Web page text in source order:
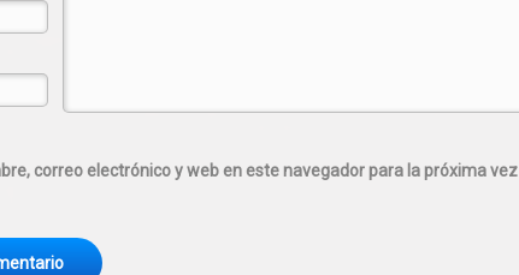
correo electrónico y web en este navegador para la próxima vez